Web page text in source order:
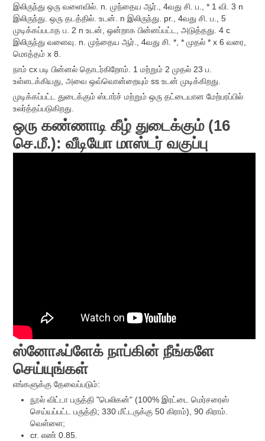
இலிருந்து ஒரு வளைவில். n. முந்தைய ஆர்., 4வது சி. ப., * 1 வி. 3 n
இலிருந்து. ஒரு தடத்தில். உடன். n இலிருந்து. pr., 4வது சி. ப., 5
முடிக்கப்படாத ப. 2 n உடன், ஒன்றாக பின்னப்பட்ட, அடுத்தது. 4 c
இலிருந்து வளைவு. n. முந்தைய ஆர்., 4வது சி. *, * முதல் * x 6 வரை,
மொத்தம் x 8.
நாம் cx படி பின்னல் தொடர்கிறோம். 1 மற்றும் 2 முதல் 23 ப.
உள்ளடக்கியது, அவை ஒவ்வொன்றையும் ss உடன் முடிக்கிறது.
முடிக்கப்பட்ட துடைக்கும் ஸ்டார்ச் மற்றும் ஒரு தட்டையான மேற்பரப்பில்
உலர்த்தப்படுகிறது.
ஒரு கண்ணாடி கீழ் துடைக்கும் (16
செ.மீ.): வீடியோ மாஸ்டர் வகுப்பு
ஸ்னோஃப்ளேக் நாப்கின் நீங்களே
செய்யுங்கள்
எங்களுக்கு தேவைப்படும்:
நூல் விட்டா பருத்தி "பெலிகன்" (100% இரட்டை மெர்சரைஸ்
செய்யப்பட்ட பருத்தி; 330 மீட்டருக்கு 50 கிராம்), 90 கிராம்.
வெள்ளை;
cr. எண் 0.85.